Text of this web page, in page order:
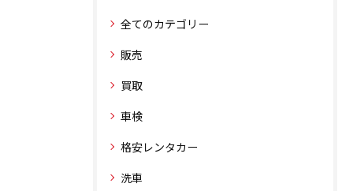
全てのカテゴリー
販売
買取
車検
格安レンタカー
洗車